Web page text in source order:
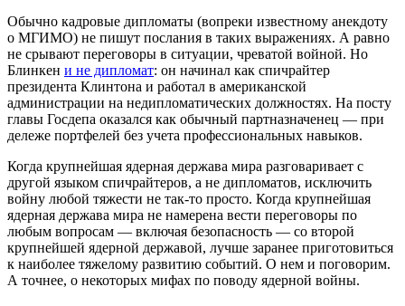
Обычно кадровые дипломаты (вопреки известному анекдоту
о МГИМО) не пишут послания в таких выражениях. А равно
не срывают переговоры в ситуации, чреватой войной. Но
Блинкен и не дипломат: он начинал как спичрайтер
президента Клинтона и работал в американской
администрации на недипломатических должностях. На посту
главы Госдепа оказался как обычный партназначенец — при
дележе портфелей без учета профессиональных навыков.
Когда крупнейшая ядерная держава мира разговаривает с
другой языком спичрайтеров, а не дипломатов, исключить
войну любой тяжести не так-то просто. Когда крупнейшая
ядерная держава мира не намерена вести переговоры по
любым вопросам — включая безопасность — со второй
крупнейшей ядерной державой, лучше заранее приготовиться
к наиболее тяжелому развитию событий. О нем и поговорим.
А точнее, о некоторых мифах по поводу ядерной войны.